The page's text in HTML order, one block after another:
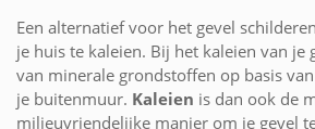
Een alternatief voor het gevel
je huis te kaleien. Bij het kaleien van je
van minerale grondstoffen op basis
je buitenmuur. Kaleien is dan ook de
milieuvriendelijke manier om je gevel